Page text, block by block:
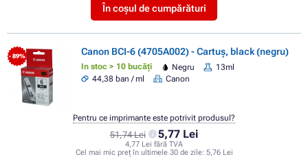
În coșul de cumpărături
- 89% Canon BCI-6 (4705A002) - Cartuș, black (negru)
In stoc > 10 bucăți Negru
13ml
44,38 ban / ml
Canon
51,74 Lei 5,77 Lei
4,77 Lei fără TVA
Cel mai mic preț în ultimele 30 de zile: 5,76 Lei
Pentru ce imprimante este potrivit produsul?